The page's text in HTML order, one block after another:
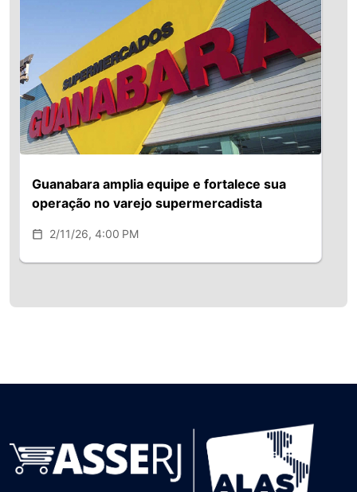
Guanabara amplia equipe e fortalece sua
operação no varejo supermercadista
2/11/26, 4:00 PM